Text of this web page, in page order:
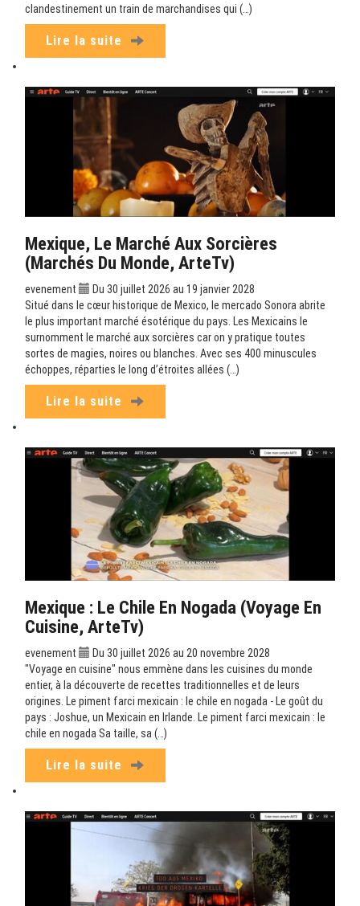
clandestinement un train de marchandises qui (…)
Lire la suite
Mexique, Le Marché Aux Sorcières
(Marchés Du Monde, ArteTv)
evenement
Du 30 juillet 2026 au 19 janvier 2028
Situé dans le cœur historique de Mexico, le mercado Sonora abrite
le plus important marché ésotérique du pays. Les Mexicains le
surnomment le marché aux sorcières car on y pratique toutes
sortes de magies, noires ou blanches. Avec ses 400 minuscules
échoppes, réparties le long d’étroites allées (…)
Lire la suite
Mexique : Le Chile En Nogada (Voyage En
Cuisine, ArteTv)
evenement
Du 30 juillet 2026 au 20 novembre 2028
"Voyage en cuisine" nous emmène dans les cuisines du monde
entier, à la découverte de recettes traditionnelles et de leurs
origines. Le piment farci mexicain : le chile en nogada - Le goût du
pays : Joshue, un Mexicain en Irlande. Le piment farci mexicain : le
chile en nogada Sa taille, sa (…)
Lire la suite